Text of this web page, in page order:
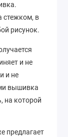
стежком, в
рисунок.
и не
и не
вышивка
на которой
предлагает